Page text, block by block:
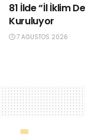
81 İlde “İl İklim
Kuruluyor
7 AĞUSTOS 2026